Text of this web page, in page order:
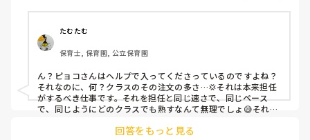
直辛いですし、周りの目が怖いです😢
子供たちは私の話を聞かないし、ふざけて滑られてるのが分
かるからよけい腹が立ってしまう💢
たむたむ
保育士, 保育園, 公立保育園
ん？ピョコさんはヘルプで入ってくださっているのですよね？
それなのに、何？クラスのその注文の多さ…💢それは本来担任
がするべき仕事です。それを担任と同じ速さで、同じペース
で、同じようにどのクラスでも熟すなんて無理でしょ😅それは
も、子ども達が支度をしないのはあなたのせいではないし、掃
回答をもっと見る